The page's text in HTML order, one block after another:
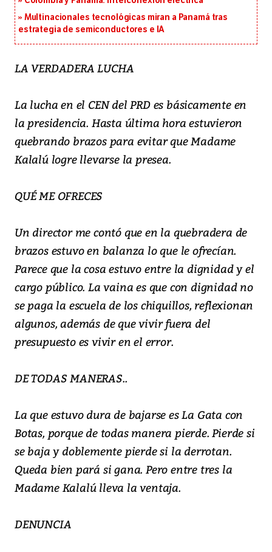
Multinacionales tecnológicas miran a Panamá tras
estrategia de semiconductores e IA
LA VERDADERA LUCHA
La lucha en el CEN del PRD es básicamente en
la presidencia. Hasta última hora estuvieron
quebrando brazos para evitar que Madame
Kalalú logre llevarse la presea.
QUÉ ME OFRECES
Un director me contó que en la quebradera de
brazos estuvo en balanza lo que le ofrecían.
Parece que la cosa estuvo entre la dignidad y el
cargo público. La vaina es que con dignidad no
se paga la escuela de los chiquillos, reflexionan
algunos, además de que vivir fuera del
presupuesto es vivir en el error.
DE TODAS MANERAS..
La que estuvo dura de bajarse es La Gata con
Botas, porque de todas manera pierde. Pierde si
se baja y doblemente pierde si la derrotan.
Queda bien pará si gana. Pero entre tres la
Madame Kalalú lleva la ventaja.
DENUNCIA